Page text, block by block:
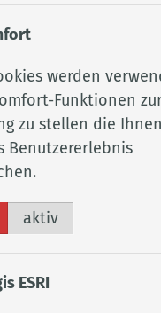
­01-­14.pdf (228.52
werden
Funktionen
zu stellen die
Benutzererlebnis
aktiv
ESRI